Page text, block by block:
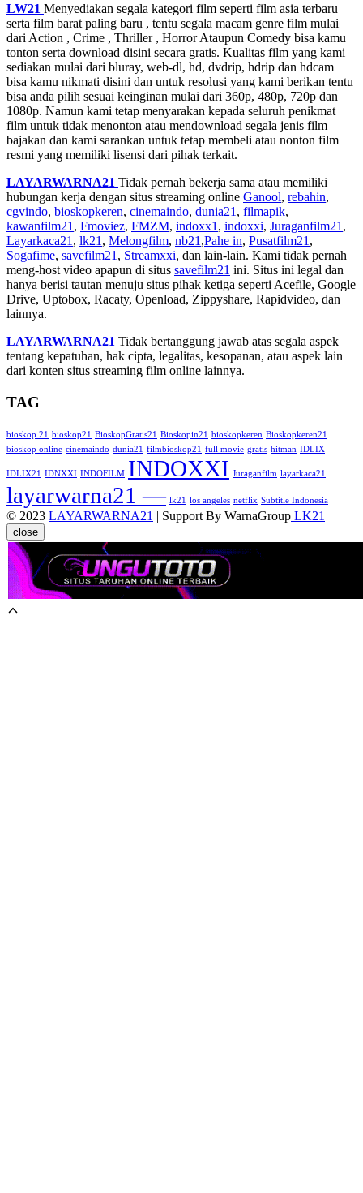
LW21 Menyediakan segala kategori film seperti film asia terbaru
serta film barat paling baru , tentu segala macam genre film mulai
dari Action , Crime , Thriller , Horror Ataupun Comedy bisa kamu
tonton serta download disini secara gratis. Kualitas film yang kami
sediakan mulai dari bluray, web-dl, hd, dvdrip, hdrip dan hdcam
bisa kamu nikmati disini dan untuk resolusi yang kami berikan tentu
bisa anda pilih sesuai keinginan mulai dari 360p, 480p, 720p dan
1080p. Namun kami tetap menyarakan kepada seluruh penikmat
film untuk tidak menonton atau mendownload segala jenis film
bajakan dan kami sarankan untuk tetap membeli atau nonton film
resmi yang memiliki lisensi dari pihak terkait.
LAYARWARNA21 Tidak pernah bekerja sama atau memiliki
hubungan kerja dengan situs streaming online Ganool, rebahin,
cgvindo, bioskopkeren, cinemaindo, dunia21 , filmapik,
kawanfilm21 , Fmoviez, FMZM, indoxx1 , indoxxi, Juraganfilm21 ,
Layarkaca21 , lk21 , Melongfilm, nb21 ,Pahe in, Pusatfilm21 ,
Sogafime, savefilm21 , Streamxxi, dan lain-lain. Kami tidak pernah
meng-host video apapun di situs savefilm21 ini. Situs ini legal dan
hanya berisi tautan menuju situs pihak ketiga seperti Acefile, Google
Drive, Uptobox, Racaty, Openload, Zippyshare, Rapidvideo, dan
lainnya.
LAYARWARNA21 Tidak bertanggung jawab atas segala aspek
tentang kepatuhan, hak cipta, legalitas, kesopanan, atau aspek lain
dari konten situs streaming film online lainnya.
TAG
bioskop 21 bioskop21 BioskopGratis21 Bioskopin21 bioskopkeren Bioskopkeren21
bioskop online cinemaindo dunia21 filmbioskop21 full movie gratis hitman IDLIX
IDLIX21 IDNXXI INDOFILM INDOXXI Juraganfilm layarkaca21
layarwarna21 — lk21 los angeles netflix Subtitle Indonesia
© 2023 LAYARWARNA21 | Support By WarnaGroup LK21
close